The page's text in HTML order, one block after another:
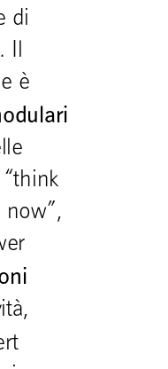
di
Il
è
now”,